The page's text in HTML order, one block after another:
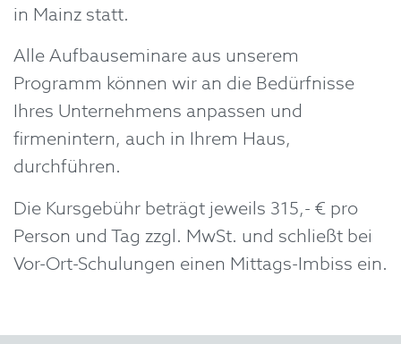
in Mainz statt.
Alle Aufbauseminare aus unserem
Programm können wir an die Bedürfnisse
Ihres Unternehmens anpassen und
firmenintern, auch in Ihrem Haus,
durchführen.
Die Kursgebühr beträgt jeweils 315,- € pro
Person und Tag zzgl. MwSt. und schließt bei
Vor-Ort-Schulungen einen Mittags-Imbiss ein.